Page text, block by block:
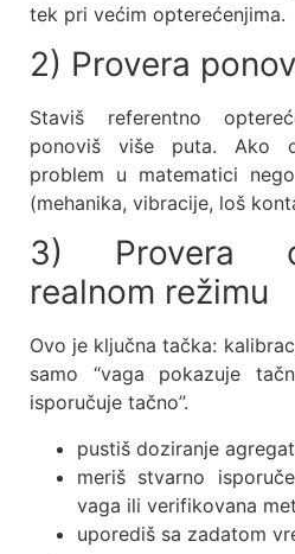
tek pri većim opterećenjima.
2) Provera
Staviš referentno
ponoviš više puta. Ako
problem u matematici
(mehanika, vibracije, loš
3) Provera
realnom režimu
Ovo je ključna tačka:
samo “vaga pokazuje
isporučuje tačno”.
pustiš doziranje
meriš stvarno
vaga ili verifikovana
uporediš sa zadatom